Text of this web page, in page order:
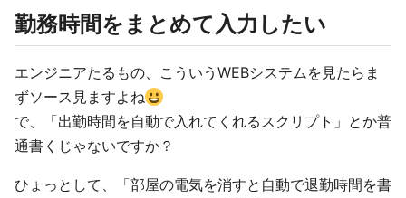
勤務時間をまとめて入力したい
エンジニアたるもの、こういうWEBシステムを見たらま
ずソース見ますよね
で、「出勤時間を自動で入れてくれるスクリプト」とか普
通書くじゃないですか？
ひょっとして、「部屋の電気を消すと自動で退勤時間を書